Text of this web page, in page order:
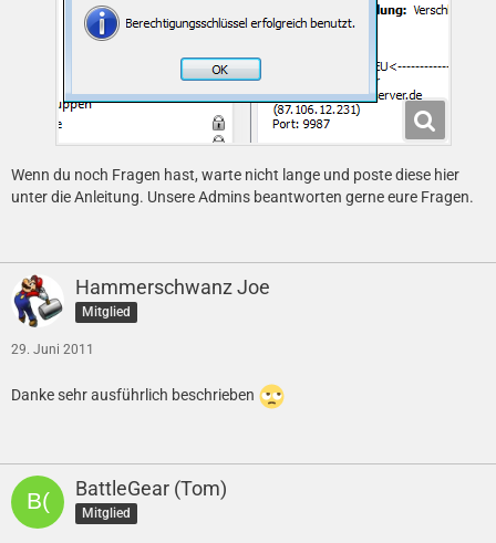
Wenn du noch Fragen hast, warte nicht lange und poste diese hier
unter die Anleitung. Unsere Admins beantworten gerne eure Fragen.
Hammerschwanz Joe
Mitglied
29. Juni 2011
Danke sehr ausführlich beschrieben
BattleGear (Tom)
Mitglied